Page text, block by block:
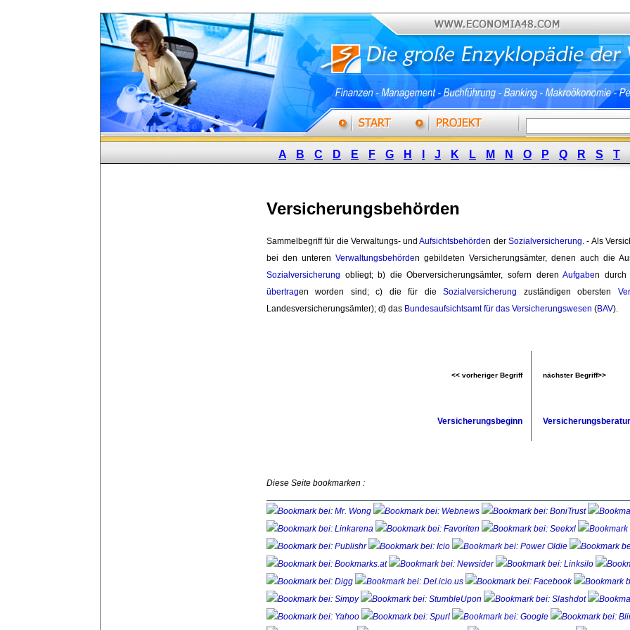
A B C D E F G H J K L M N O P Q R S T
Versicherungsbehörden
Sammelbegriff für die Verwaltungs- und Aufsichtsbehörden derSozialversicherung. - Als
bei den unteren Verwaltungsbehörden gebildeten Versicherungsämter, denen auch die
Sozialversicherung obliegt; b) die Oberversicherungsämter, sofern deren Aufgaben durch
übertragen worden sind; c) die für dieSozialversicherung zuständigen obersten
Landesversicherungsämter); d) das Bundesaufsichtsamt für das Versicherungswesen (BAV).
<< vorheriger Begriff nächster Begriff>>
Versicherungsbeginn
Diese Seite bookmarken :